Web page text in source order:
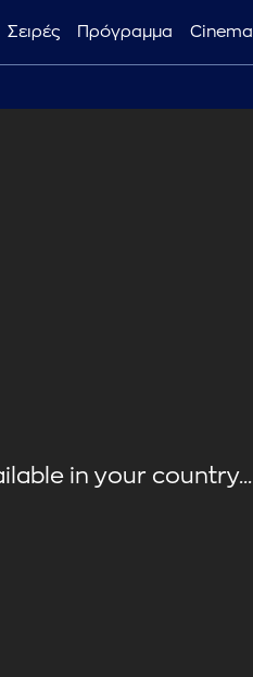
Σειρές Πρόγραμμα Cinema
in your country...